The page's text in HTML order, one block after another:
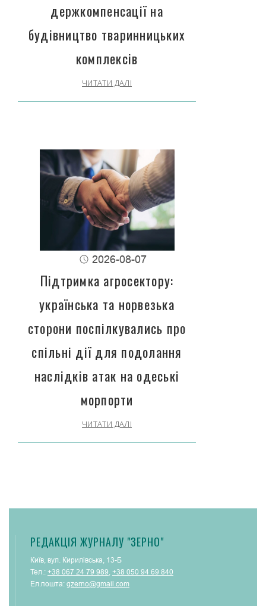
держкомпенсації на
будівництво тваринницьких
комплексів
ЧИТАТИ ДАЛІ
2026-08-07
Підтримка агросектору:
українська та норвезька
сторони поспілкувались про
спільні дії для подолання
наслідків атак на одеські
морпорти
ЧИТАТИ ДАЛІ
РЕДАКЦІЯ ЖУРНАЛУ "ЗЕРНО"
Київ, вул. Кирилівська, 13-Б
Тел.: +38 067 24 79 989 +38 050 94 69 840
Ел.пошта: gzerno@gmail.com